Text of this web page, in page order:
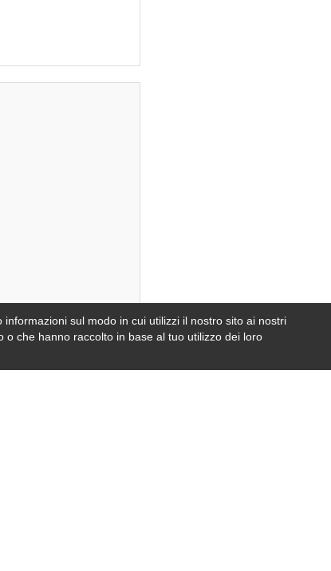
sul modo in cui utilizzi il nostro sito ai nostri
che hanno raccolto in base al tuo utilizzo dei loro